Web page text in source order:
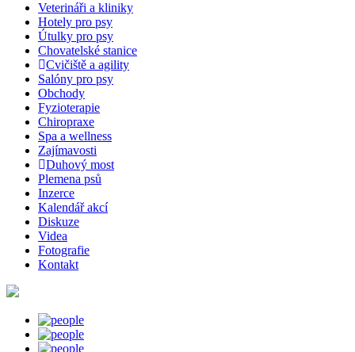
Veterináři a kliniky
Hotely pro psy
Útulky pro psy
Chovatelské stanice
Cvičiště a agility
Salóny pro psy
Obchody
Fyzioterapie
Chiropraxe
Spa a wellness
Zajímavosti
Duhový most
Plemena psů
Inzerce
Kalendář akcí
Diskuze
Videa
Fotografie
Kontakt